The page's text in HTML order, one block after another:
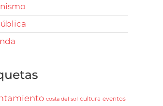
costa del sol cultura eventos